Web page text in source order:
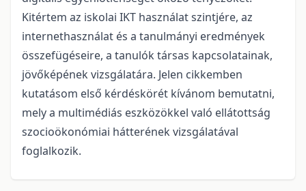
Kitértem az iskolai IKT használat szintjére, az
internethasználat és a tanulmányi eredmények
összefügéseire, a tanulók társas kapcsolatainak,
jövőképének vizsgálatára. Jelen cikkemben
kutatásom első kérdéskörét kívánom bemutatni,
mely a multimédiás eszközökkel való ellátottság
szocioökonómiai hátterének vizsgálatával
foglalkozik.